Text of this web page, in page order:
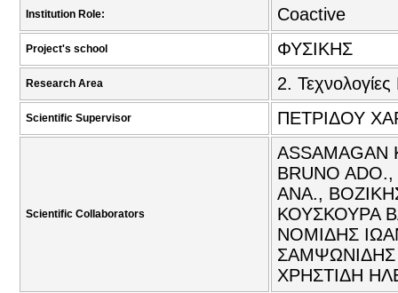
Institution Role: Coactive
Project's school ΦΥΣΙΚΗΣ
Research Area 2.
Scientific Supervisor ΠΕΤΡΙΔΟΥ
Scientific Collaborators
ASSAMAGAN
BRUNO
ΑΝΑ.,
ΚΟΥΣΚΟΥΡΑ
ΝΟΜΙΔΗΣ
ΣΑΜΨΩΝΙΔΗΣ
ΧΡΗΣΤΙΔΗ